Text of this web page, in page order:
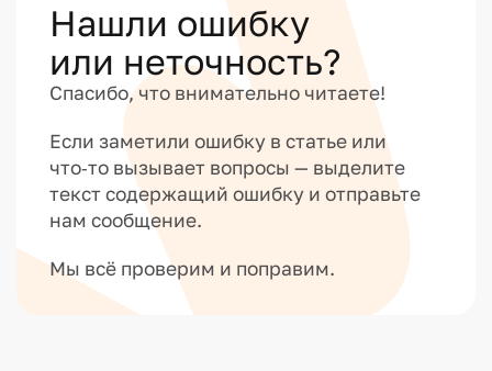
Нашли ошибку
или неточность?
Спасибо, что внимательно читаете!
Если заметили ошибку в статье или
что‑то вызывает вопросы — выделите
текст содержащий ошибку и отправьте
нам сообщение.
Мы всё проверим и поправим.